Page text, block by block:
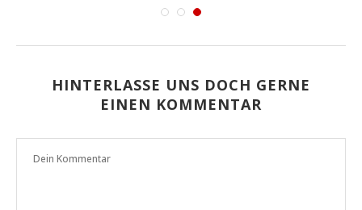
HINTERLASSE UNS DOCH GERNE
EINEN KOMMENTAR